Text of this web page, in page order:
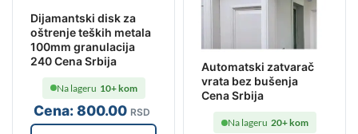
Dijamantski disk za
oštrenje teških metala
100mm granulacija
240 Cena Srbija
Cena:800.00 RSD
Na lageru 10+ kom
Automatski zatvarač
vrata bez bušenja
Cena Srbija
Na lageru 20+ kom